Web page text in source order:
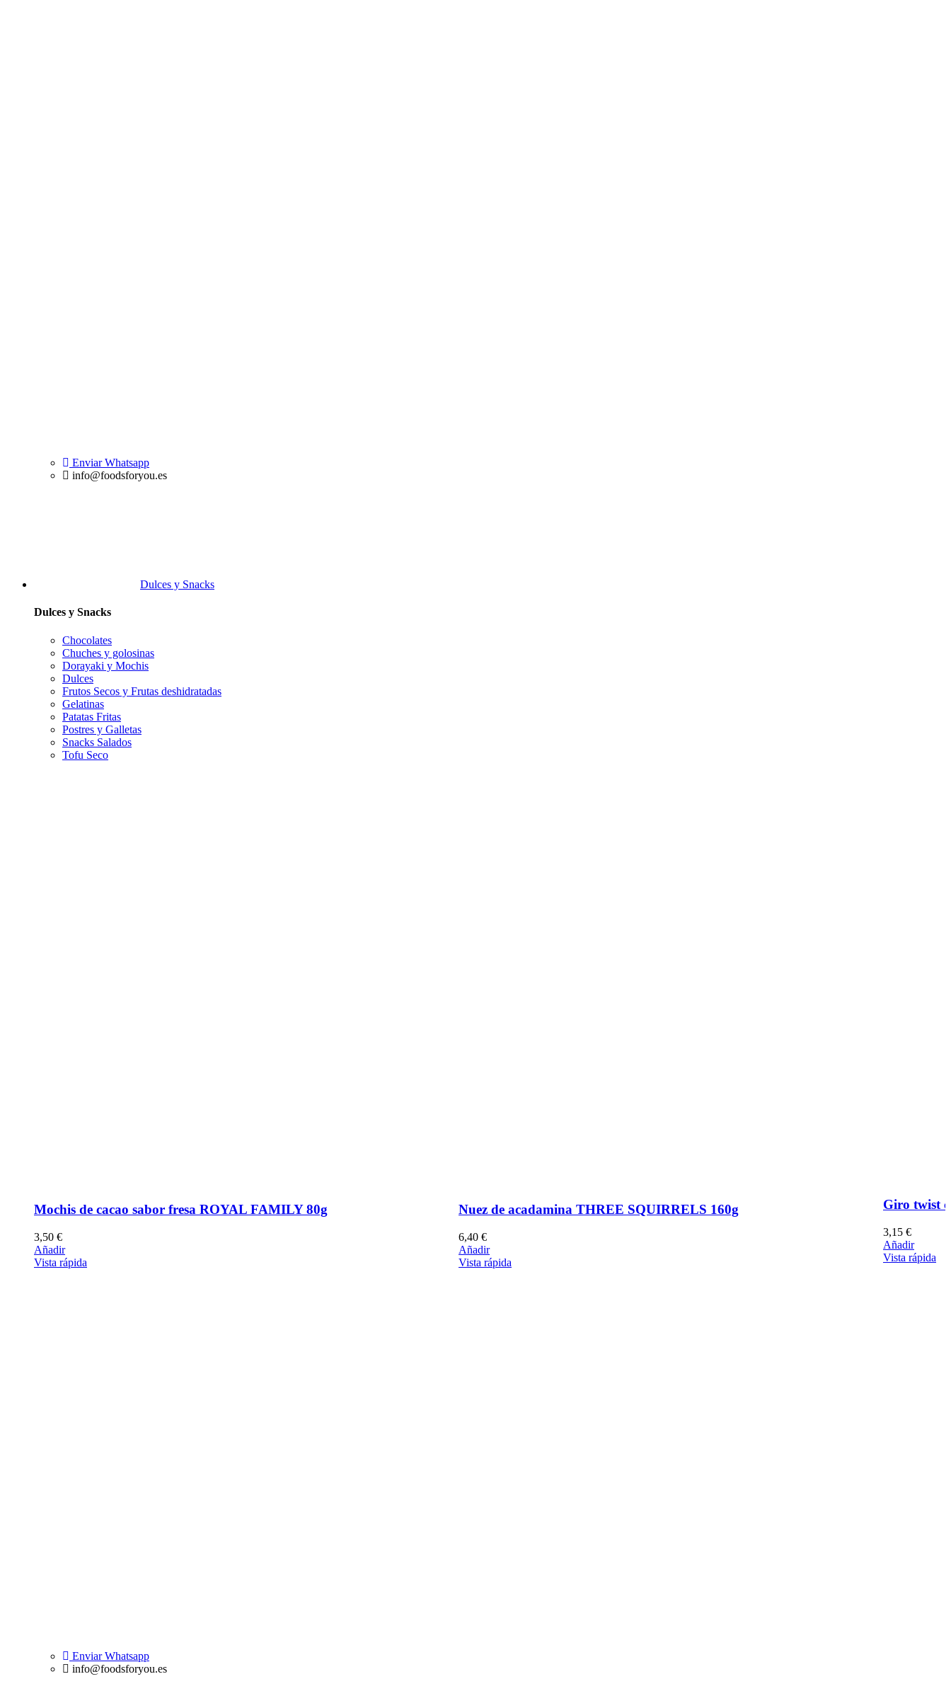
Enviar Whatsapp
info@foodsforyou.es
Dulces y Snacks
Dulces y Snacks
Chocolates
Chuches y golosinas
Dorayaki y Mochis
Dulces
Frutos Secos y Frutas deshidratadas
Gelatinas
Patatas Fritas
Postres y Galletas
Snacks Salados
Tofu Seco
Mochis de cacao sabor fresa ROYAL FAMILY 80g
3,50 €
Añadir
Vista rápida
Nuez de acadamina THREE SQUIRRELS 160g
6,40 €
Añadir
Vista rápida
Giro twist
3,15 €
Añadir
Vista rápida
Enviar Whatsapp
info@foodsforyou.es